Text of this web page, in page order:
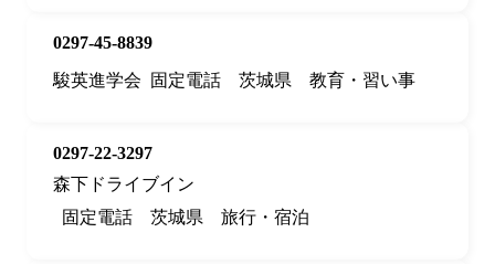
0297-45-8839
駿英進学会
固定電話 茨城県 教育・習い事
0297-22-3297
森下ドライブイン
固定電話
茨城県 旅行・宿泊